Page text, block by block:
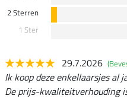
2 Sterren
1 Ster
29.7.2026
Ik koop deze enkellaarsjes al
De prijs-kwaliteitverhouding